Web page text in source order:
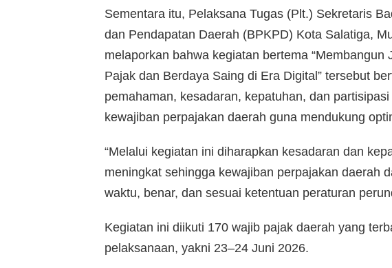
Sementara itu, Pelaksana Tugas (Plt.) Sekretaris
dan Pendapatan Daerah (BPKPD) Kota Salatiga,
melaporkan bahwa kegiatan bertema “Membangun
Pajak dan Berdaya Saing di Era Digital” tersebut
pemahaman, kesadaran, kepatuhan, dan
kewajiban perpajakan daerah guna mendukung
“Melalui kegiatan ini diharapkan kesadaran dan
meningkat sehingga kewajiban perpajakan daerah
waktu, benar, dan sesuai ketentuan peraturan
Kegiatan ini diikuti 170 wajib pajak daerah yang
pelaksanaan, yakni 23–24 Juni 2026.